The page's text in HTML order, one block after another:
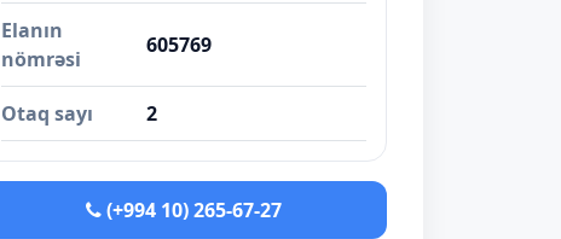
Elanın
nömrəsi
605769
Otaq sayı 2
(+994 10) 265-67-27